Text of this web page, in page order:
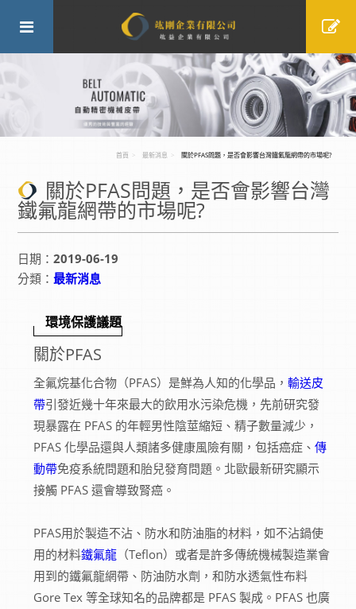
首頁 最新消息 關於PFAS問題，是否會影響台灣鐵氟龍網帶的市場呢?
關於PFAS問題，是否會影響台灣
鐵氟龍網帶的市場呢?
日期：2019-06-19
分類：最新消息
環境保護議題
關於PFAS
全氟烷基化合物（PFAS）是鮮為人知的化學品，輸送皮
帶引發近幾十年來最大的飲用水污染危機，先前研究發
現暴露在 PFAS 的年輕男性陰莖縮短、精子數量減少，
PFAS 化學品還與人類諸多健康風險有關，包括癌症、傳
動帶免疫系統問題和胎兒發育問題。北歐最新研究顯示
接觸 PFAS 還會導致腎癌。
PFAS用於製造不沾、防水和防油脂的材料，如不沾鍋使
用的材料鐵氟龍 （Teflon）或者是許多傳統機械製造業會
用到的鐵氟龍網帶、防油防水劑，和防水透氣性布料
Gore Tex 等全球知名的品牌都是 PFAS 製成。PFAS 也廣